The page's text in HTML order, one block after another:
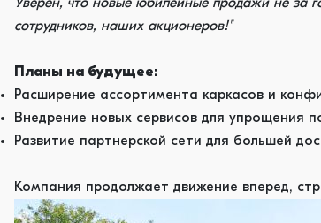
Уверен, что новые юбилейные продажи не за
сотрудников, наших акционеров!"
Планы на будущее:
Расширение ассортимента каркасов и
Внедрение новых сервисов для упрощения
Развитие партнерской сети для большей
Компания продолжает движение вперед,